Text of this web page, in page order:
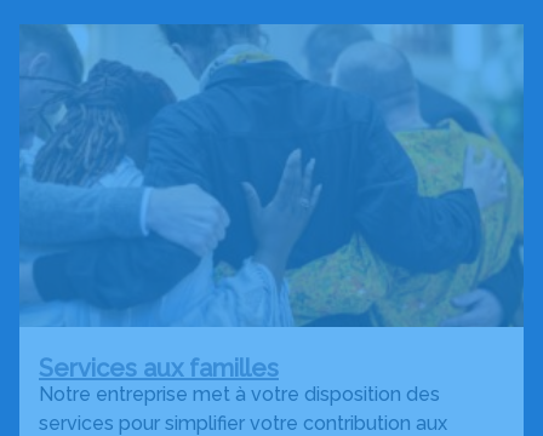
Services aux familles
Notre entreprise met à votre disposition des
services pour simplifier votre contribution aux